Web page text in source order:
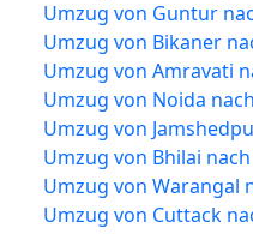
Umzug von Guntur
Umzug von Bikaner
Umzug von Amravati
Umzug von Noida
Umzug von
Umzug von Bhilai
Umzug von Warangal
Umzug von Cuttack